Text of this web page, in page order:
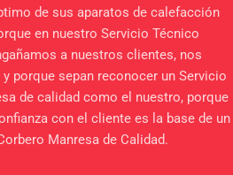
de sus aparatos de calefacción
en nuestro Servicio Técnico
a nuestros clientes, nos
porque sepan reconocer un Servicio
de calidad como el nuestro, porque
con el cliente es la base de un
Manresa de Calidad.